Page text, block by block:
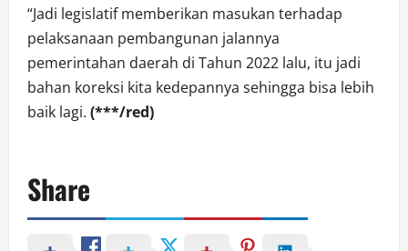
“Jadi legislatif memberikan masukan terhadap
pelaksanaan pembangunan jalannya
pemerintahan daerah di Tahun 2022 lalu, itu jadi
bahan koreksi kita kedepannya sehingga bisa lebih
baik lagi. (***/red)
Share